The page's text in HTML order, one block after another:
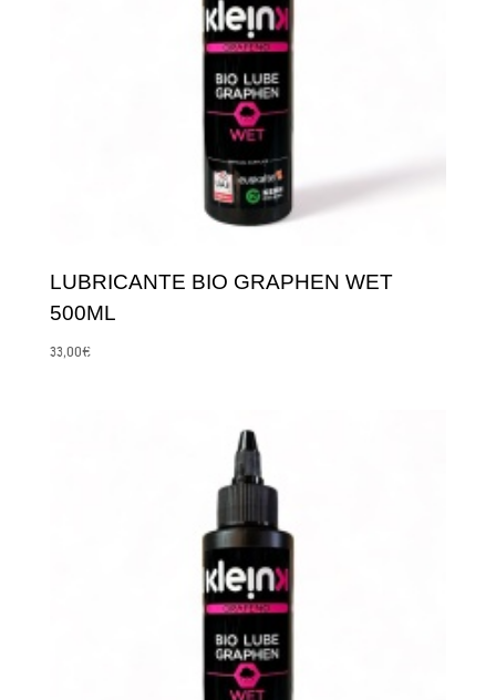
LUBRICANTE BIO GRAPHEN WET
500ML
33,00€